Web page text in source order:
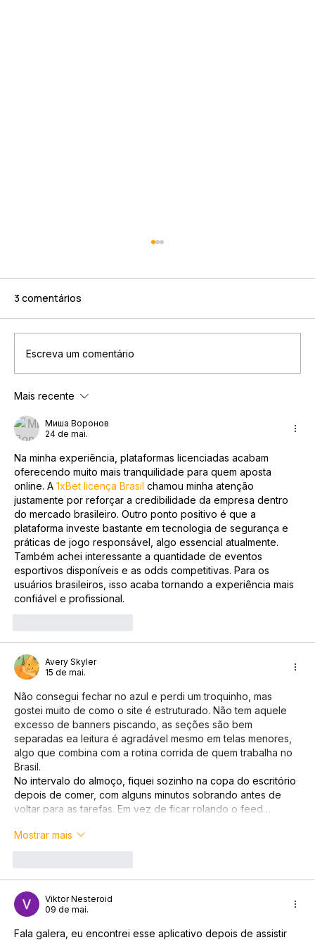
ainda não percebeu.
3 comentários
Escreva um comentário
Mais recente
Миша Воронов
24 de mai.
Na minha experiência, plataformas licenciadas acabam
oferecendo muito mais tranquilidade para quem aposta
online. A 1xBet licença Brasil chamou minha atenção
justamente por reforçar a credibilidade da empresa dentro
do mercado brasileiro. Outro ponto positivo é que a
plataforma investe bastante em tecnologia de segurança e
práticas de jogo responsável, algo essencial atualmente.
Também achei interessante a quantidade de eventos
esportivos disponíveis e as odds competitivas. Para os
usuários brasileiros, isso acaba tornando a experiência mais
confiável e profissional.
Avery Skyler
15 de mai.
Não consegui fechar no azul e perdi um troquinho, mas
gostei muito de como o site é estruturado. Não tem aquele
excesso de banners piscando, as seções são bem
separadas ea leitura é agradável mesmo em telas menores,
algo que combina com a rotina corrida de quem trabalha no
Brasil.
No intervalo do almoço, fiquei sozinho na copa do escritório
depois de comer, com alguns minutos sobrando antes de
voltar para as tarefas. Em vez de ficar rolando o feed…
Mostrar mais
Viktor Nesteroid
09 de mai.
Fala galera, eu encontrei esse aplicativo depois de assistir